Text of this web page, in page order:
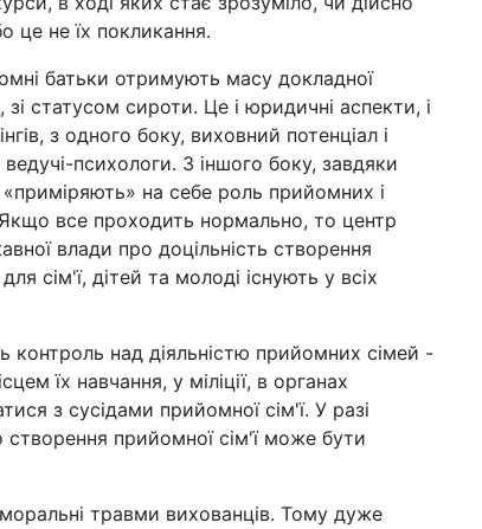
це не їх покликання.
батьки отримують масу докладної
статусом сироти. Це і юридичні аспекти, і
з одного боку, виховний потенціал і
психологи. З іншого боку, завдяки
на себе роль прийомних і
все проходить нормально, то центр
влади про доцільність створення
сім'ї, дітей та молоді існують у всіх
контроль над діяльністю прийомних сімей -
їх навчання, у міліції, в органах
з сусідами прийомної сім'ї. У разі
створення прийомної сім'ї може бути
травми вихованців. Тому дуже